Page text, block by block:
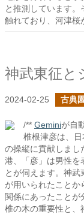
と推測しています
触れており、河津桜
神武東征と
2024-02-25 古典
/** Geminiが自
椎根津彦は、
の操縦に貢献しまし
港、「彦」は男性を
とが伺えます。神
が用いられたことか
関係にあったことが
椎の木の重要性と、